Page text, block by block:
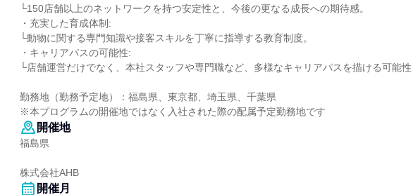
└150店舗以上のネットワークを持つ安定性と、今後の更なる成長への期待感。
・充実した育成体制:
└動物に関する専門知識や接客スキルを丁寧に指導する教育制度。
・キャリアパスの可能性:
└店舗運営だけでなく、本社スタッフや専門職など、多様なキャリアパスを描ける可能性
勤務地（勤務予定地）：福島県、東京都、埼玉県、千葉県
※本プログラムの開催地ではなく入社された際の配属予定勤務地です
開催地
福島県
株式会社AHB
開催月